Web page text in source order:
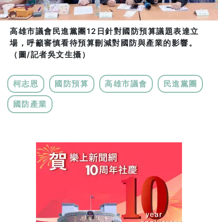
高雄市議會民進黨團12日針對國防預算議題表達立
場，呼籲審慎看待預算刪減對國防與產業的影響。
（圖/記者吳文生攝）
柯志恩 國防預算 高雄市議會 民進黨團
國防產業